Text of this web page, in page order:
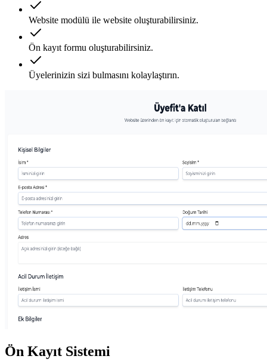
Website modülü ile website oluşturabilirsiniz.
Ön kayıt formu oluşturabilirsiniz.
Üyelerinizin sizi bulmasını kolaylaştırın.
Ön Kayıt Sistemi